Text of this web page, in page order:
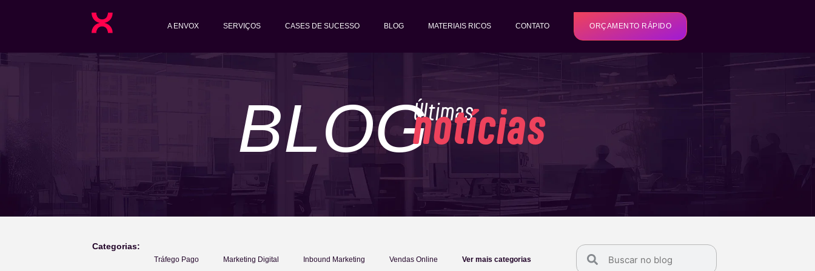
A ENVOX SERVIÇOS CASES DE SUCESSO BLOG MATERIAIS RICOS CONTATO ORÇAMENTO RÁPIDO
BLOGÚltimas
notícias
Categorias:
Tráfego Pago Marketing Digital Inbound Marketing Vendas Online Ver mais categorias